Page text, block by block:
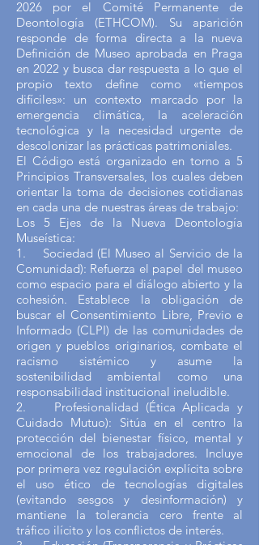
2026 por el Comité Permanente de
Deontología (ETHCOM). Su aparición
responde de forma directa a la nueva
Definición de Museo aprobada en Praga
en 2022 y busca dar respuesta a lo que el
propio texto define como «tiempos
difíciles»: un contexto marcado por la
emergencia climática, la aceleración
tecnológica y la necesidad urgente de
descolonizar las prácticas patrimoniales.
El Código está organizado en torno a 5
Principios Transversales, los cuales deben
orientar la toma de decisiones cotidianas
en cada una de nuestras áreas de trabajo:
Los 5 Ejes de la Nueva Deontología
Museística:
1. Sociedad (El Museo al Servicio de la
Comunidad): Refuerza el papel del museo
como espacio para el diálogo abierto y la
cohesión. Establece la obligación de
buscar el Consentimiento Libre, Previo e
Informado (CLPI) de las comunidades de
origen y pueblos originarios, combate el
racismo sistémico y asume la
sostenibilidad ambiental como una
responsabilidad institucional ineludible.
2. Profesionalidad (Ética Aplicada y
Cuidado Mutuo): Sitúa en el centro la
protección del bienestar físico, mental y
emocional de los trabajadores. Incluye
por primera vez regulación explícita sobre
el uso ético de tecnologías digitales
(evitando sesgos y desinformación) y
mantiene la tolerancia cero frente al
tráfico ilícito y los conflictos de interés.